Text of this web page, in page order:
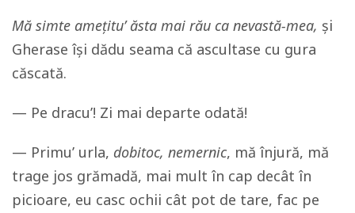
Mă simte amețitu’ ăsta mai rău ca nevastă-mea, și
Gherase își dădu seama că ascultase cu gura
căscată.
— Pe dracu’! Zi mai departe odată!
— Primu’ urla, dobitoc, nemernic, mă înjură, mă
trage jos grămadă, mai mult în cap decât în
picioare, eu casc ochii cât pot de tare, fac pe